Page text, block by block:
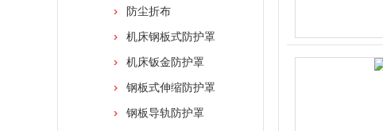
防尘折布
机床钢板式防护罩
机床钣金防护罩
钢板式伸缩防护罩
钢板导轨防护罩